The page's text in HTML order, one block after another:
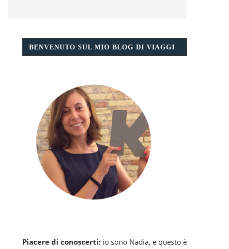
BENVENUTO SUL MIO BLOG DI VIAGGI
Piacere di conoscerti: io sono Nadia, e questo è